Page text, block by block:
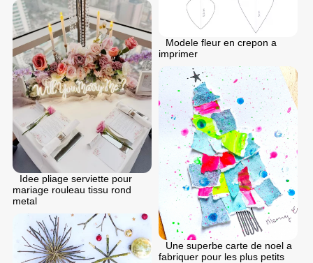
Modele fleur en crepon a
imprimer
Idee pliage serviette pour
mariage rouleau tissu rond
metal
Une superbe carte de noel a
fabriquer pour les plus petits